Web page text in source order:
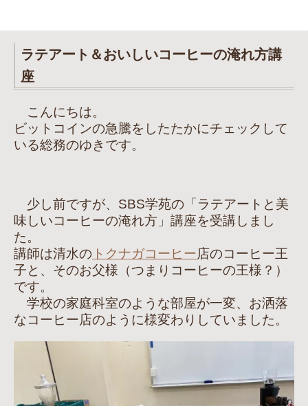
ラテアート＆おいしいコーヒーの淹れ方講
座
こんにちは。
ビットコインの急騰をしたたかにチェックして
いる総務のゆきです。
少し前ですが、SBS学苑の「ラテアートと美
味しいコーヒーの淹れ方」講座を受講しまし
た。
講師は清水の トクナガコーヒー店のコーヒー王
子と、そのお父様（つまりコーヒーの王様？）
です。
学校の家庭科室のような部屋が一変、お洒落
なコーヒー店のように様変わりしていました。